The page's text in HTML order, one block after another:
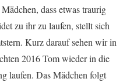
dass etwas traurig
zu ihr zu laufen, stellt sich
Kurz darauf sehen wir in
2016 Tom wieder in die
laufen. Das Mädchen folgt